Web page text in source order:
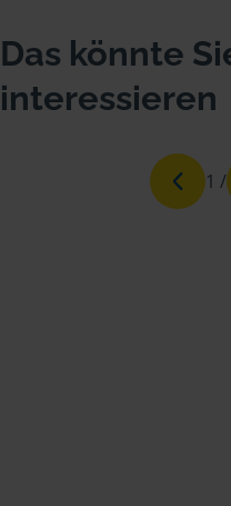
Das könnte
interessieren
1 /